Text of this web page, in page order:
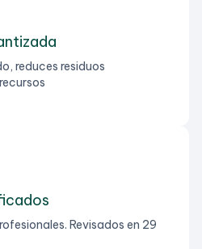
reduces residuos
Revisados en 29